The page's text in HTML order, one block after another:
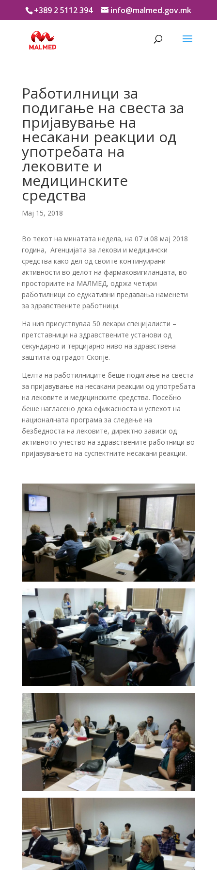
+389 2 5112 394 info@malmed.gov.mk
Работилници за
подигање на свеста за
пријавување на
несакани реакции од
употребата на
лековите и
медицинските
средства
Мај 15, 2018
Во текот на минатата недела, на 07 и 08 мај 2018
година, Агенцијата за лекови и медицински
средства како дел од своите континуирани
активности во делот на фармаковигиланцата, во
просториите на МАЛМЕД, одржа четири
работилници со едукативни предавања наменети
за здравствените работници.
На нив присуствуваа 50 лекари специјалисти –
претставници на здравствените установи од
секундарно и терцијарно ниво на здравствена
заштита од градот Скопје.
Целта на работилниците беше подигање на свеста
за пријавување на несакани реакции од употребата
на лековите и медицинските средства. Посебно
беше нагласено дека ефикасноста и успехот на
националната програма за следење на
безбедноста на лековите, директно зависи од
активното учество на здравствените работници во
пријавувањето на суспектните несакани реакции.